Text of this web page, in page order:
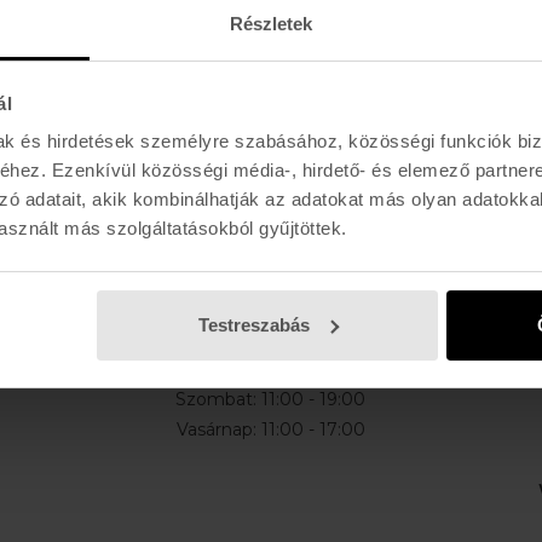
Részletek
és hirdetések személyre szabásához, közösségi funkciók
Ezenkívül közösségi média-, hirdető- és elemező
adatait, akik kombinálhatják az adatokat más olyan
más szolgáltatásokból gyűjtöttek.
Testreszabás
akciókról
E-MAIL
K I R Á L Y 52 (ÚJ)
Szombat: 11:00 - 19:00
Vasárnap: 11:00 - 17:00